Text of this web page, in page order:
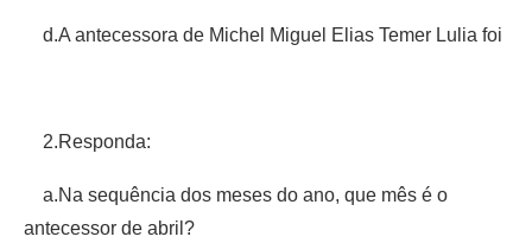
d.A antecessora de Michel Miguel Elias Temer Lulia foi
2.Responda:
a.Na sequência dos meses do ano, que mês é o
antecessor de abril?